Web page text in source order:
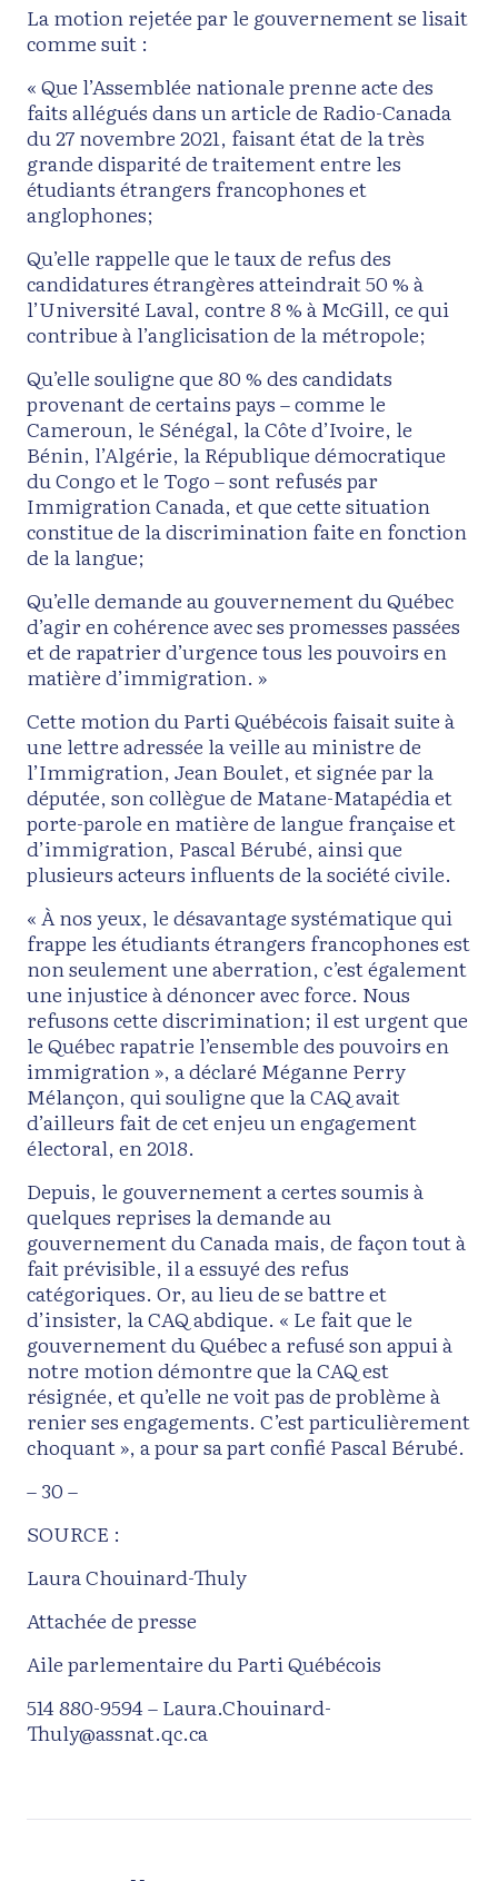
La motion rejetée par le gouvernement se lisait
comme suit :
« Que l’Assemblée nationale prenne acte des
faits allégués dans un article de Radio-Canada
du 27 novembre 2021, faisant état de la très
grande disparité de traitement entre les
étudiants étrangers francophones et
anglophones;
Qu’elle rappelle que le taux de refus des
candidatures étrangères atteindrait 50 % à
l’Université Laval, contre 8 % à McGill, ce qui
contribue à l’anglicisation de la métropole;
Qu’elle souligne que 80 % des candidats
provenant de certains pays – comme le
Cameroun, le Sénégal, la Côte d’Ivoire, le
Bénin, l’Algérie, la République démocratique
du Congo et le Togo – sont refusés par
Immigration Canada, et que cette situation
constitue de la discrimination faite en fonction
de la langue;
Qu’elle demande au gouvernement du Québec
d’agir en cohérence avec ses promesses passées
et de rapatrier d’urgence tous les pouvoirs en
matière d’immigration. »
Cette motion du Parti Québécois faisait suite à
une lettre adressée la veille au ministre de
l’Immigration, Jean Boulet, et signée par la
députée, son collègue de Matane-Matapédia et
porte-parole en matière de langue française et
d’immigration, Pascal Bérubé, ainsi que
plusieurs acteurs influents de la société civile.
« À nos yeux, le désavantage systématique qui
frappe les étudiants étrangers francophones est
non seulement une aberration, c’est également
une injustice à dénoncer avec force. Nous
refusons cette discrimination; il est urgent que
le Québec rapatrie l’ensemble des pouvoirs en
immigration », a déclaré Méganne Perry
Mélançon, qui souligne que la CAQ avait
d’ailleurs fait de cet enjeu un engagement
électoral, en 2018.
Depuis, le gouvernement a certes soumis à
quelques reprises la demande au
gouvernement du Canada mais, de façon tout à
fait prévisible, il a essuyé des refus
catégoriques. Or, au lieu de se battre et
d’insister, la CAQ abdique. « Le fait que le
gouvernement du Québec a refusé son appui à
notre motion démontre que la CAQ est
résignée, et qu’elle ne voit pas de problème à
renier ses engagements. C’est particulièrement
choquant », a pour sa part confié Pascal Bérubé.
– 30 –
SOURCE :
Laura Chouinard-Thuly
Attachée de presse
Aile parlementaire du Parti Québécois
514 880-9594 – Laura.Chouinard-
Thuly@assnat.qc.ca